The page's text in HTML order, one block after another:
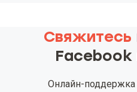
Свяжитесь
Facebook
Онлайн-поддержка